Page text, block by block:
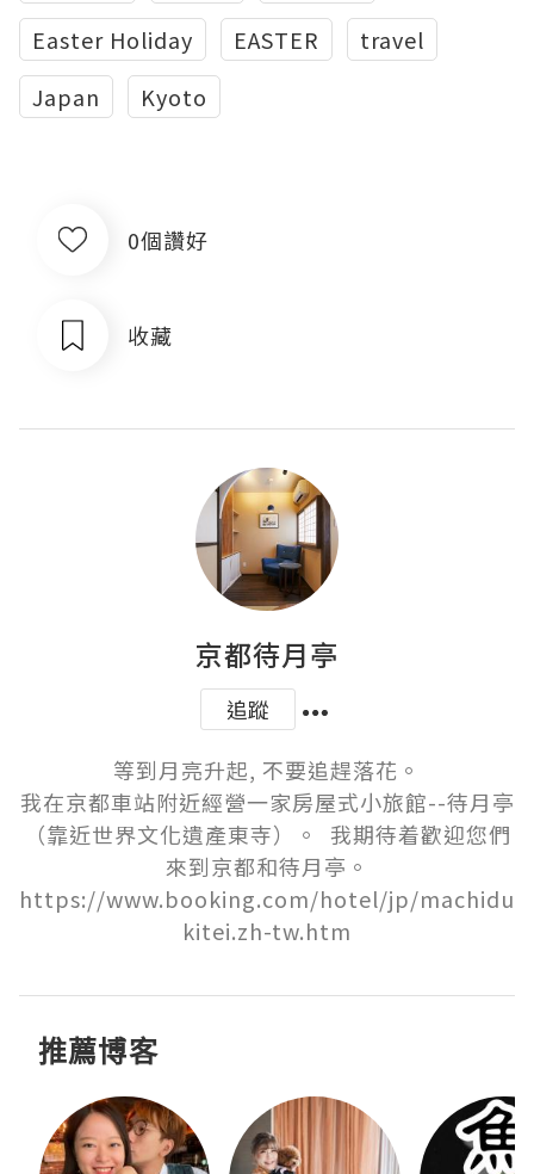
Easter Holiday
EASTER
travel
Japan
Kyoto
0個讚好
收藏
京都待月亭
追蹤
等到月亮升起, 不要追趕落花。
我在京都車站附近經營一家房屋式小旅館--待月亭
（靠近世界文化遺產東寺）。  我期待着歡迎您們
來到京都和待月亭。
https://www.booking.com/hotel/jp/machidu
kitei.zh-tw.htm
推薦博客